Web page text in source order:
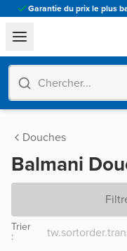
Garantie du prix le plus
Douches
Balmani
Trier
: